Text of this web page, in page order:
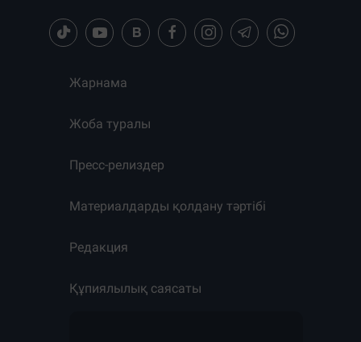
Жарнама
Жоба туралы
Пресс-релиздер
Материалдарды қолдану тәртібі
Редакция
Құпиялылық саясаты